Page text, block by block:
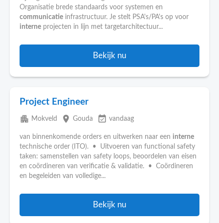
Organisatie brede standaards voor systemen en
communicatie infrastructuur. Je stelt PSA's/PA's op voor
interne projecten in lijn met targetarchitectuur...
Bekijk nu
Project Engineer
apartment Mokveld place Gouda event_available vandaag
van binnenkomende orders en uitwerken naar een interne
technische order (ITO). • Uitvoeren van functional safety
taken: samenstellen van safety loops, beoordelen van eisen
en coördineren van verificatie & validatie. • Coördineren
en begeleiden van volledige...
Bekijk nu